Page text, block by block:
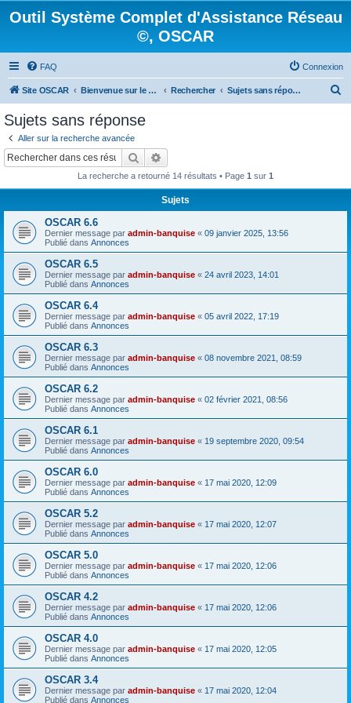
Outil Système Complet d'Assistance Réseau
©, OSCAR
FAQ Connexion
Site OSCAR Bienvenue sur le nouveau forum OSCAR Rechercher Sujets sans réponse
Sujets sans réponse
Aller sur la recherche avancée
Rechercher
La recherche a retourné 14 résultats • Page 1 sur 1
Sujets
OSCAR 6.6
Dernier message par admin-banquise « 09 janvier 2025, 13:56
Publié dans Annonces
OSCAR 6.5
Dernier message par admin-banquise « 24 avril 2023, 14:01
Publié dans Annonces
OSCAR 6.4
Dernier message par admin-banquise « 05 avril 2022, 17:19
Publié dans Annonces
OSCAR 6.3
Dernier message par admin-banquise « 08 novembre 2021, 08:59
Publié dans Annonces
OSCAR 6.2
Dernier message par admin-banquise « 02 février 2021, 08:56
Publié dans Annonces
OSCAR 6.1
Dernier message par admin-banquise « 19 septembre 2020, 09:54
Publié dans Annonces
OSCAR 6.0
Dernier message par admin-banquise « 17 mai 2020, 12:09
Publié dans Annonces
OSCAR 5.2
Dernier message par admin-banquise « 17 mai 2020, 12:07
Publié dans Annonces
OSCAR 5.0
Dernier message par admin-banquise « 17 mai 2020, 12:06
Publié dans Annonces
OSCAR 4.2
Dernier message par admin-banquise « 17 mai 2020, 12:06
Publié dans Annonces
OSCAR 4.0
Dernier message par admin-banquise « 17 mai 2020, 12:05
Publié dans Annonces
OSCAR 3.4
Dernier message par admin-banquise « 17 mai 2020, 12:04
Publié dans Annonces